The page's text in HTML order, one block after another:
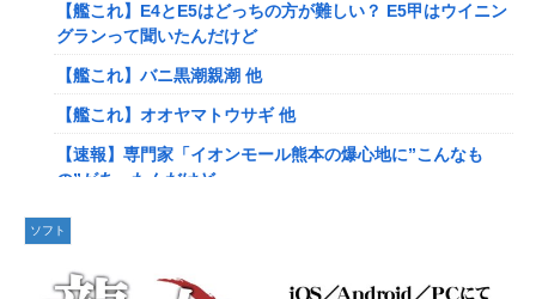
【速報】ルフィの幹部、懲役20年に決定する←コレは妥当
か？？？？？？？
【NGS】ルーサー緊急、新武器、東方コラボ、EXレベル
40… 8/5はアップデート盛り沢山！？貴様ら何から始める？
( •᷄ὤ•᷅ )
ヨーロッパが右翼政党の党員から銀行口座を作る権利を剥
【ウマ娘】ケンタ？のシオン
韓国人「海上自衛隊護衛艦ちょうかいによるトマホーク巡航
【艦これ】E4とE5はどっちの方が難しい？ E5甲はウイニン
グランって聞いたんだけど
【艦これ】バニ黒潮親潮 他
【艦これ】オオヤマトウサギ 他
【速報】専門家「イオンモール熊本の爆心地に”こんなも
の”があったんだけど…」
【画像】かつて天下を獲っていたYouTuberの現在ｗｗｗｗ
客が避難する事態にｗｗｗｗ
ソフト